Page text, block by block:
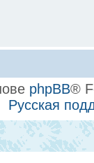
phpBB®
Русская